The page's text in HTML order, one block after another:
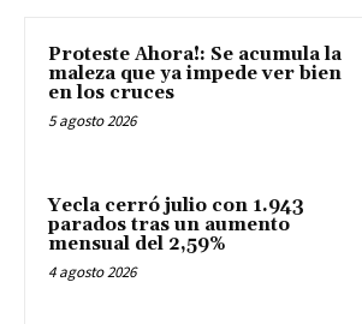
Proteste Ahora!: Se acumula la
maleza que ya impede ver bien
en los cruces
5 agosto 2026
Yecla cerró julio con 1.943
parados tras un aumento
mensual del 2,59%
4 agosto 2026